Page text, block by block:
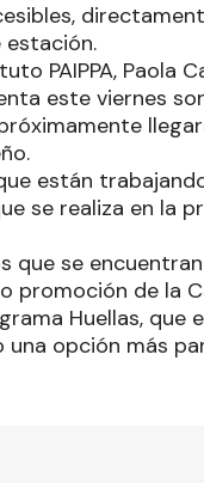
PAIPPA, Paola
este viernes
están
se realiza en la
que se
promoción de la
Huellas, que
opción más